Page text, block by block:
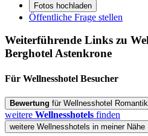
Fotos hochladen
Öffentliche Frage stellen
Weiterführende Links zu
Berghotel Astenkrone
Für Wellnesshotel Besucher
Bewertung für Wellnesshotel
weitere Wellnesshotels finden
weitere Wellnesshotels in meiner Nähe